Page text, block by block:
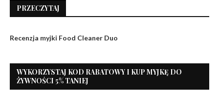
PRZECZYTAJ
Recenzja myjki Food Cleaner Duo
WYKORZYSTAJ KOD RABATOWY I KUP MYJKĘ DO
ŻYWNOŚCI 5% TANIEJ